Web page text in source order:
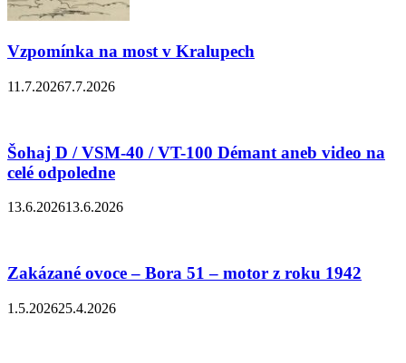
Vzpomínka na most v Kralupech
11.7.20267.7.2026
Šohaj D / VSM-40 / VT-100 Démant aneb video na
celé odpoledne
13.6.202613.6.2026
Zakázané ovoce – Bora 51 – motor z roku 1942
1.5.202625.4.2026